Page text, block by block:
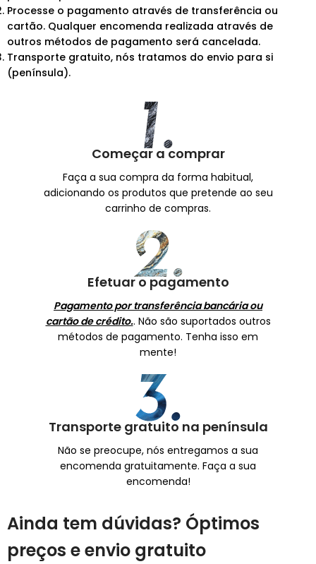
Processe o pagamento através de transferência ou
cartão. Qualquer encomenda realizada através de
outros métodos de pagamento será cancelada.
Transporte gratuito, nós tratamos do envio para si
(península).
Começar a comprar
Faça a sua compra da forma habitual,
adicionando os produtos que pretende ao seu
carrinho de compras.
Efetuar o pagamento
Pagamento por transferência bancária ou
cartão de crédito.. Não são suportados outros
métodos de pagamento. Tenha isso em
mente!
Transporte gratuito na península
Não se preocupe, nós entregamos a sua
encomenda gratuitamente. Faça a sua
encomenda!
Ainda tem dúvidas? Óptimos
preços e envio gratuito